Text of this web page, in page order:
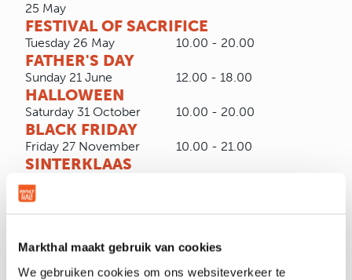
Markthal maakt gebruik van cookies
We gebruiken cookies om ons websiteverkeer te
25 May
FESTIVAL OF SACRIFICE
Tuesday 26 May 10.00 - 20.00
FATHER'S DAY
Sunday 21 June 12.00 - 18.00
HALLOWEEN
Saturday 31 October 10.00 - 20.00
BLACK FRIDAY
Friday 27 November 10.00 - 21.00
SINTERKLAAS
Saturday 5 December
CHRISTMAS
Friday
25 December
Closed*